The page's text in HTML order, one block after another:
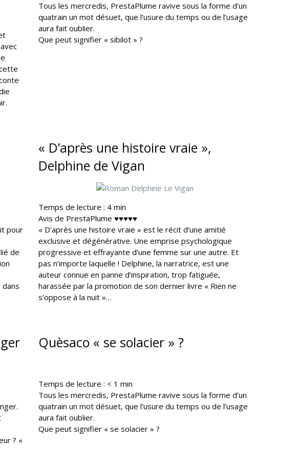
Tous les mercredis, PrestaPlume ravive sous la forme d’un
quatrain un mot désuet, que l’usure du temps ou de l’usage
aura fait oublier.
Que peut signifier « sibilot » ?
pour
de
« D’après une histoire vraie »,
Delphine de Vigan
Temps de lecture : 4 min
Avis de PrestaPlume ♥♥♥♥♥
« D’après une histoire vraie » est le récit d’une amitié
exclusive et dégénérative. Une emprise psychologique
progressive et effrayante d’une femme sur une autre. Et
pas n’importe laquelle ! Delphine, la narratrice, est une
auteur connue en panne d’inspiration, trop fatiguée,
harassée par la promotion de son dernier livre « Rien ne
s’oppose à la nuit »…
? «
Quèsaco « se solacier » ?
Temps de lecture : < 1 min
Tous les mercredis, PrestaPlume ravive sous la forme d’un
quatrain un mot désuet, que l’usure du temps ou de l’usage
aura fait oublier.
Que peut signifier « se solacier » ?